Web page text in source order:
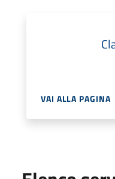
VAI ALLA PAGINA